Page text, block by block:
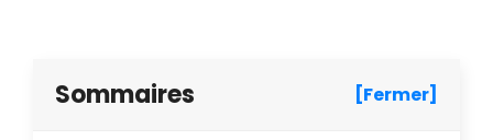
Sommaires [Fermer]